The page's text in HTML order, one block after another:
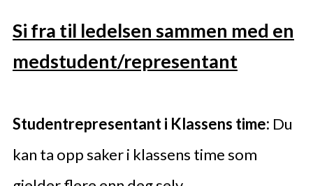
Si fra til ledelsen sammen med en
medstudent/representant
Studentrepresentant i Klassens time: Du
kan ta opp saker i klassens time som